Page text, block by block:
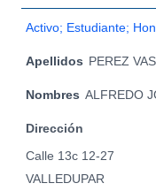
Activo; Estudiante;
Apellidos PEREZ
Nombres ALFREDO
Dirección
Calle 13c 12-27
VALLEDUPAR